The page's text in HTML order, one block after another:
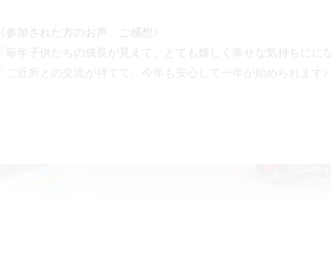
《参加された方のお声、ご感想》
「毎年子供たちの成長が見えて、とても嬉しく幸せな気持ちにに
「ご近所との交流が持てて、今年も安心して一年が始められます♪